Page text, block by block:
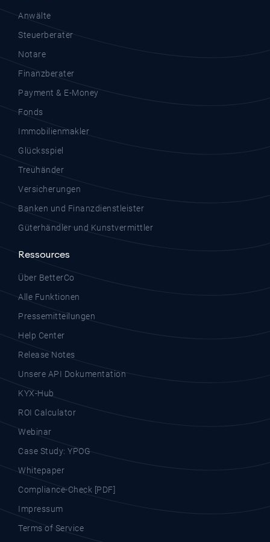
Anwälte
Steuerberater
Notare
Finanzberater
Payment & E-Money
Fonds
Immobilienmakler
Glücksspiel
Treuhänder
Versicherungen
Banken und Finanzdienstleister
Güterhändler und Kunstvermittler
Ressources
Über BetterCo
Alle Funktionen
Pressemitteilungen
Help Center
Release Notes
Unsere API Dokumentation
KYX-Hub
ROI Calculator
Webinar
Case Study: YPOG
Whitepaper
Compliance-Check [PDF]
Impressum
Terms of Service